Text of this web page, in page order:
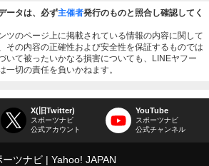
ータは、必ず主催者発行のものと照合し確認してく
ツのページ上に掲載されている情報の内容に関して
その内容の正確性および安全性を保証するものでは
いて被ったいかなる損害についても、LINEヤフー
切の責任を負いかねます。
X(旧Twitter)
スポーツナビ
公式アカウント
YouTube
スポーツナビ
公式チャンネル
ーツナビ Yahoo! JAPAN